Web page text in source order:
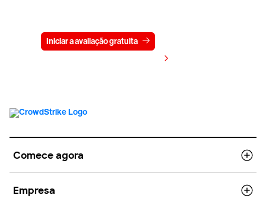
Iniciar a avaliação gratuita
Comece agora
Empresa